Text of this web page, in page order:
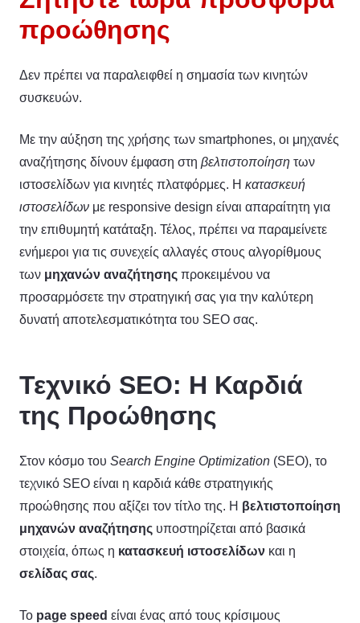
προώθησης
Δεν πρέπει να παραλειφθεί η σημασία των κινητών
συσκευών.
Με την αύξηση της χρήσης των smartphones, οι μηχανές
αναζήτησης δίνουν έμφαση στη βελτιστοποίηση των
ιστοσελίδων για κινητές πλατφόρμες. Η κατασκευή
ιστοσελίδων με responsive design είναι απαραίτητη για
την επιθυμητή κατάταξη. Τέλος, πρέπει να παραμείνετε
ενήμεροι για τις συνεχείς αλλαγές στους αλγορίθμους
των μηχανών αναζήτησης προκειμένου να
προσαρμόσετε την στρατηγική σας για την καλύτερη
δυνατή αποτελεσματικότητα του SEO σας.
Τεχνικό SEO: Η Καρδιά
της Προώθησης
Στον κόσμο του Search Engine Optimization (SEO), το
τεχνικό SEO είναι η καρδιά κάθε στρατηγικής
προώθησης που αξίζει τον τίτλο της. Η βελτιστοποίηση
μηχανών αναζήτησης υποστηρίζεται από βασικά
στοιχεία, όπως η κατασκευή ιστοσελίδων και η
σελίδας σας.
Το page speed είναι ένας από τους κρίσιμους